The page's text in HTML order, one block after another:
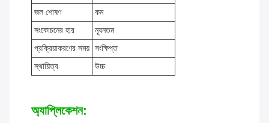
জল শোষণ
কম
সংকোচনের হার
ন্যূনতম
প্রক্রিয়াকরণের সময় সংক্ষিপ্ত
স্থায়িত্ব
উচ্চ
অ্যাপ্লিকেশন: